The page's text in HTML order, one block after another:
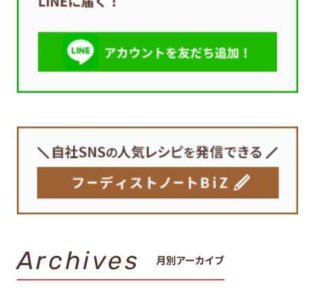
Archives 月別アーカイブ